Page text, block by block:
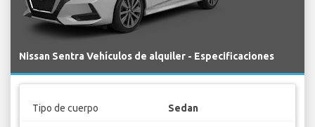
Nissan Sentra Vehículos de alquiler - Especificaciones
Tipo de cuerpo Sedan